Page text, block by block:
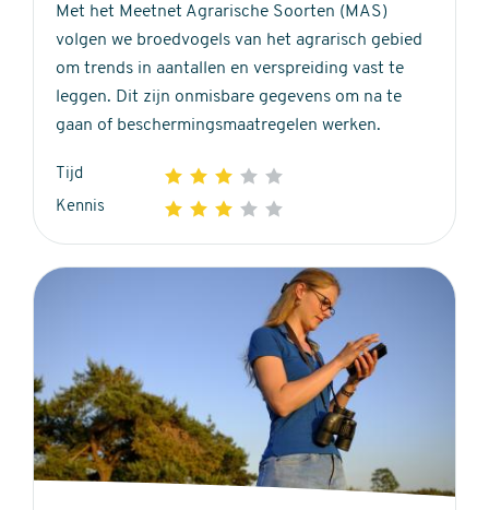
Met het Meetnet Agrarische Soorten (MAS)
volgen we broedvogels van het agrarisch gebied
om trends in aantallen en verspreiding vast te
leggen. Dit zijn onmisbare gegevens om na te
gaan of beschermingsmaatregelen werken.
Tijd 1 2 3 4
3
Kennis 1 2 3 4
out